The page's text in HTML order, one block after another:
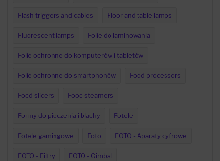
Flash triggers and cables Floor and table lamps
Fluorescent lamps Folie do laminowania
Folie ochronne do komputerów i tabletów
Folie ochronne do smartphonów Food processors
Food slicers Food steamers
Formy do pieczenia i blachy Fotele
Fotele gamingowe Foto FOTO - Aparaty cyfrowe
FOTO - Filtry FOTO - Gimbal